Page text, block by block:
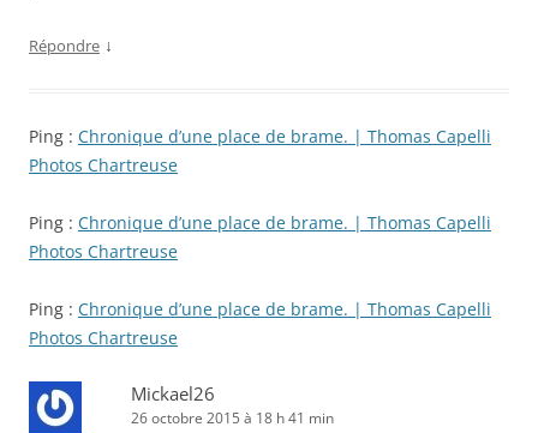
Répondre ↓
Ping : Chronique d’une place de brame. | Thomas Capelli
Photos Chartreuse
Ping : Chronique d’une place de brame. | Thomas Capelli
Photos Chartreuse
Ping : Chronique d’une place de brame. | Thomas Capelli
Photos Chartreuse
Mickael26
26 octobre 2015 à 18 h 41 min